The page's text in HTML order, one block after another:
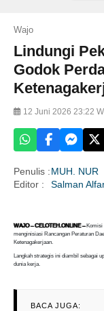
Wajo
Lindungi
Godok
12 Juni 2026 23:22
Penulis :MUH. NUR
Editor :
Salman
WAJO – CELOTEH.ONLINE –Komisi
menginisiasi Rancangan Peraturan
Ketenagakerjaan.
Langkah strategis ini diambil sebagai
dunia kerja.
BACA JUGA: